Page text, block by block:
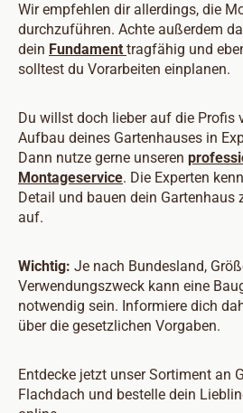
Wir empfehlen dir allerdings, die
durchzuführen. Achte außerdem
dein Fundament tragfähig und
solltest du Vorarbeiten einplanen.
Du willst doch lieber auf die Profis
Aufbau deines Gartenhauses in
Dann nutze gerne unseren
Montageservice. Die Experten
Detail und bauen dein Gartenhaus
auf.
Wichtig: Je nach Bundesland,
Verwendungszweck kann eine
notwendig sein. Informiere dich
über die gesetzlichen Vorgaben.
Entdecke jetzt unser Sortiment an
Flachdach und bestelle dein